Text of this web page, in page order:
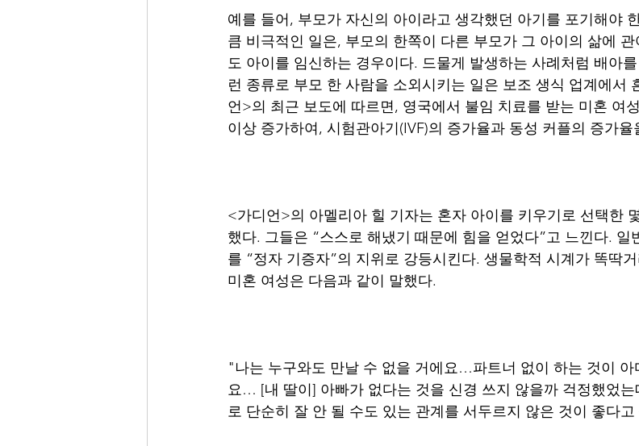
예를 들어, 부모가 자신의 아이라고 생각했던 아기를 포기해야
큼 비극적인 일은, 부모의 한쪽이 다른 부모가 그 아이의 삶에
도 아이를 임신하는 경우이다. 드물게 발생하는 사례처럼 배아
런 종류로 부모 한 사람을 소외시키는 일은 보조 생식 업계에서
언>의 최근 보도에 따르면, 영국에서 불임 치료를 받는 미혼 여
이상 증가하여, 시험관아기(IVF)의 증가율과 동성 커플의 증가
<가디언>의 아멜리아 힐 기자는 혼자 아이를 키우기로 선택한
했다. 그들은 “스스로 해냈기 때문에 힘을 얻었다”고 느낀다. 일
를 “정자 기증자”의 지위로 강등시킨다. 생물학적 시계가 똑딱
미혼 여성은 다음과 같이 말했다.
"나는 누구와도 만날 수 없을 거에요…파트너 없이 하는 것이
요… [내 딸이] 아빠가 없다는 것을 신경 쓰지 않을까 걱정했었
로 단순히 잘 안 될 수도 있는 관계를 서두르지 않은 것이 좋다